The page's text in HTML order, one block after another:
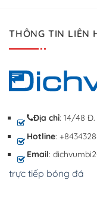
THÔNG TIN LIÊN
Địa chỉ: 14/48 Đ.
Hotline:
Email:
trực tiếp bóng đá